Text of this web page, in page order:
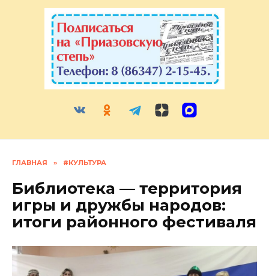
ГЛАВНАЯ » #КУЛЬТУРА
Библиотека — территория
игры и дружбы народов:
итоги районного фестиваля